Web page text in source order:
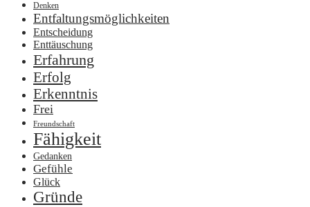
Denken
Entfaltungsmöglichkeiten
Entscheidung
Enttäuschung
Erfahrung
Erfolg
Erkenntnis
Frei
Freundschaft
Fähigkeit
Gedanken
Gefühle
Glück
Gründe